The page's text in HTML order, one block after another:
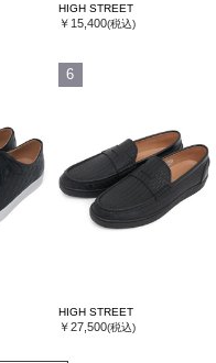
HIGH STREET
￥15,400(税込)
6
HIGH STREET
￥27,500(税込)